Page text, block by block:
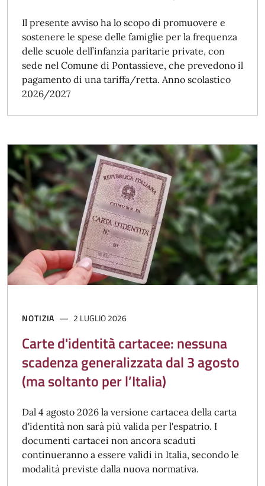
Il presente avviso ha lo scopo di promuovere e
sostenere le spese delle famiglie per la frequenza
delle scuole dell’infanzia paritarie private, con
sede nel Comune di Pontassieve, che prevedono il
pagamento di una tariffa/retta. Anno scolastico
2026/2027
NOTIZIA 2 LUGLIO 2026
Carte d'identità cartacee: nessuna
scadenza generalizzata dal 3 agosto
(ma soltanto per l’Italia)
Dal 4 agosto 2026 la versione cartacea della carta
d'identità non sarà più valida per l'espatrio. I
documenti cartacei non ancora scaduti
continueranno a essere validi in Italia, secondo le
modalità previste dalla nuova normativa.